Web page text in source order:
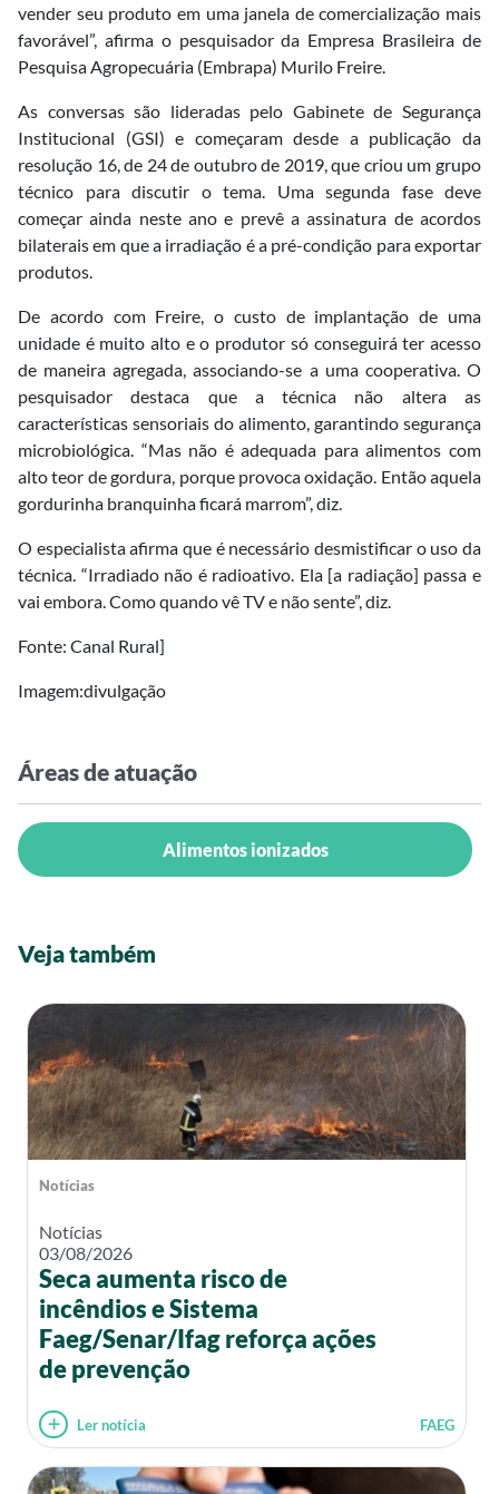
vender seu produto em uma janela de comercialização mais
favorável”, afirma o pesquisador da Empresa Brasileira de
Pesquisa Agropecuária (Embrapa) Murilo Freire.
As conversas são lideradas pelo Gabinete de Segurança
Institucional (GSI) e começaram desde a publicação da
resolução 16, de 24 de outubro de 2019, que criou um grupo
técnico para discutir o tema. Uma segunda fase deve
começar ainda neste ano e prevê a assinatura de acordos
bilaterais em que a irradiação é a pré-condição para exportar
produtos.
De acordo com Freire, o custo de implantação de uma
unidade é muito alto e o produtor só conseguirá ter acesso
de maneira agregada, associando-se a uma cooperativa. O
pesquisador destaca que a técnica não altera as
características sensoriais do alimento, garantindo segurança
microbiológica. “Mas não é adequada para alimentos com
alto teor de gordura, porque provoca oxidação. Então aquela
gordurinha branquinha ficará marrom”, diz.
O especialista afirma que é necessário desmistificar o uso da
técnica. “Irradiado não é radioativo. Ela [a radiação] passa e
vai embora. Como quando vê TV e não sente”, diz.
Fonte: Canal Rural]
Imagem:divulgação
Áreas de atuação
Alimentos ionizados
Veja também
Notícias
Notícias
03/08/2026
Seca aumenta risco de
incêndios e Sistema
Faeg/Senar/Ifag reforça ações
de prevenção
Ler notícia FAEG